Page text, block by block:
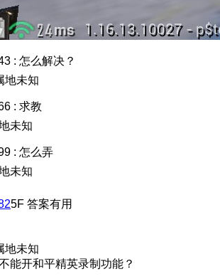
: 怎么解决？
地未知
: 求教
未知
: 怎么弄
未知
5F 答案有用
地未知
能开和平精英录制功能？